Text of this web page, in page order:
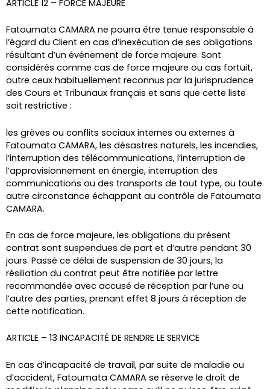
ARTICLE 12 – FORCE MAJEURE
Fatoumata CAMARA ne pourra être tenue responsable à
l’égard du Client en cas d’inexécution de ses obligations
résultant d’un événement de force majeure. Sont
considérés comme cas de force majeure ou cas fortuit,
outre ceux habituellement reconnus par la jurisprudence
des Cours et Tribunaux français et sans que cette liste
soit restrictive :
les grèves ou conflits sociaux internes ou externes à
Fatoumata CAMARA, les désastres naturels, les incendies,
l’interruption des télécommunications, l’interruption de
l’approvisionnement en énergie, interruption des
communications ou des transports de tout type, ou toute
autre circonstance échappant au contrôle de Fatoumata
CAMARA.
En cas de force majeure, les obligations du présent
contrat sont suspendues de part et d’autre pendant 30
jours. Passé ce délai de suspension de 30 jours, la
résiliation du contrat peut être notifiée par lettre
recommandée avec accusé de réception par l’une ou
l’autre des parties, prenant effet 8 jours à réception de
cette notification.
ARTICLE – 13 INCAPACITÉ DE RENDRE LE SERVICE
En cas d’incapacité de travail, par suite de maladie ou
d’accident, Fatoumata CAMARA se réserve le droit de